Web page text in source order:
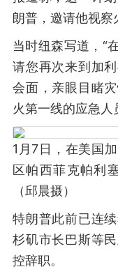
朗普，邀请他视察
当时纽森写道，“
请您再次来到加
会面，亲眼目睹
火第一线的应急人
1月7日，在美国
区帕西菲克帕利
（邱晨摄）
特朗普此前已连
杉矶市长巴斯等
控辞职。